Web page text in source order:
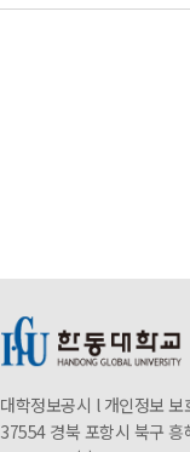
대학정보공시 l 개인정보 보
37554 경북 포항시 북구